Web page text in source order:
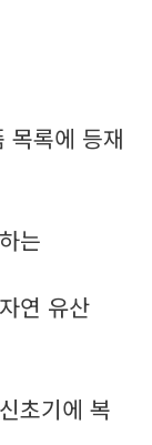
목록에 등재
는
연 유산
초기에 복